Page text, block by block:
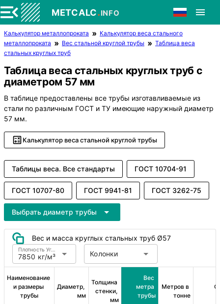
METCALC.INFO
Калькулятор металлопроката
Калькулятор веса стального
металлопроката
Вес стальной круглой трубы
Таблица веса
стальных круглых труб
Таблица веса стальных круглых труб с
диаметром 57 мм
В таблице предоставлены все трубы изготавливаемые из
стали по различным ГОСТ и ТУ имеющие наружный диаметр
57 мм.
Калькулятор веса стальной круглой трубы
Таблицы веса. Все стандарты ГОСТ 10704-91
ГОСТ 10707-80 ГОСТ 9941-81 ГОСТ 3262-75
Выбрать диаметр трубы
Вес и масса круглых стальных труб Ø57
7850 кг/м³
Плотность Углеродистая сталь Колонки
Наименование
и размеры
трубы
Диаметр,
мм
Толщина
стенки,
мм
Вес
метра
трубы
Метров в
тонне